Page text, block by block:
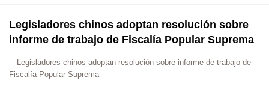
Legisladores chinos adoptan resolución sobre
informe de trabajo de Fiscalía Popular Suprema
Legisladores chinos adoptan resolución sobre informe de trabajo de
Fiscalía Popular Suprema